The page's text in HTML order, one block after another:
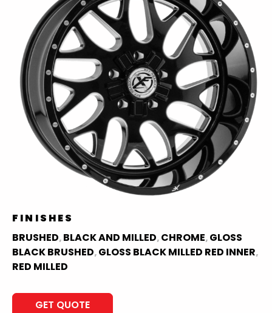
FINISHES
BRUSHED, BLACK AND MILLED, CHROME, GLOSS
BLACK BRUSHED, GLOSS BLACK MILLED RED INNER,
RED MILLED
GET QUOTE